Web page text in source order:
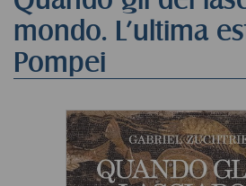
mondo. L'ultima
Pompei